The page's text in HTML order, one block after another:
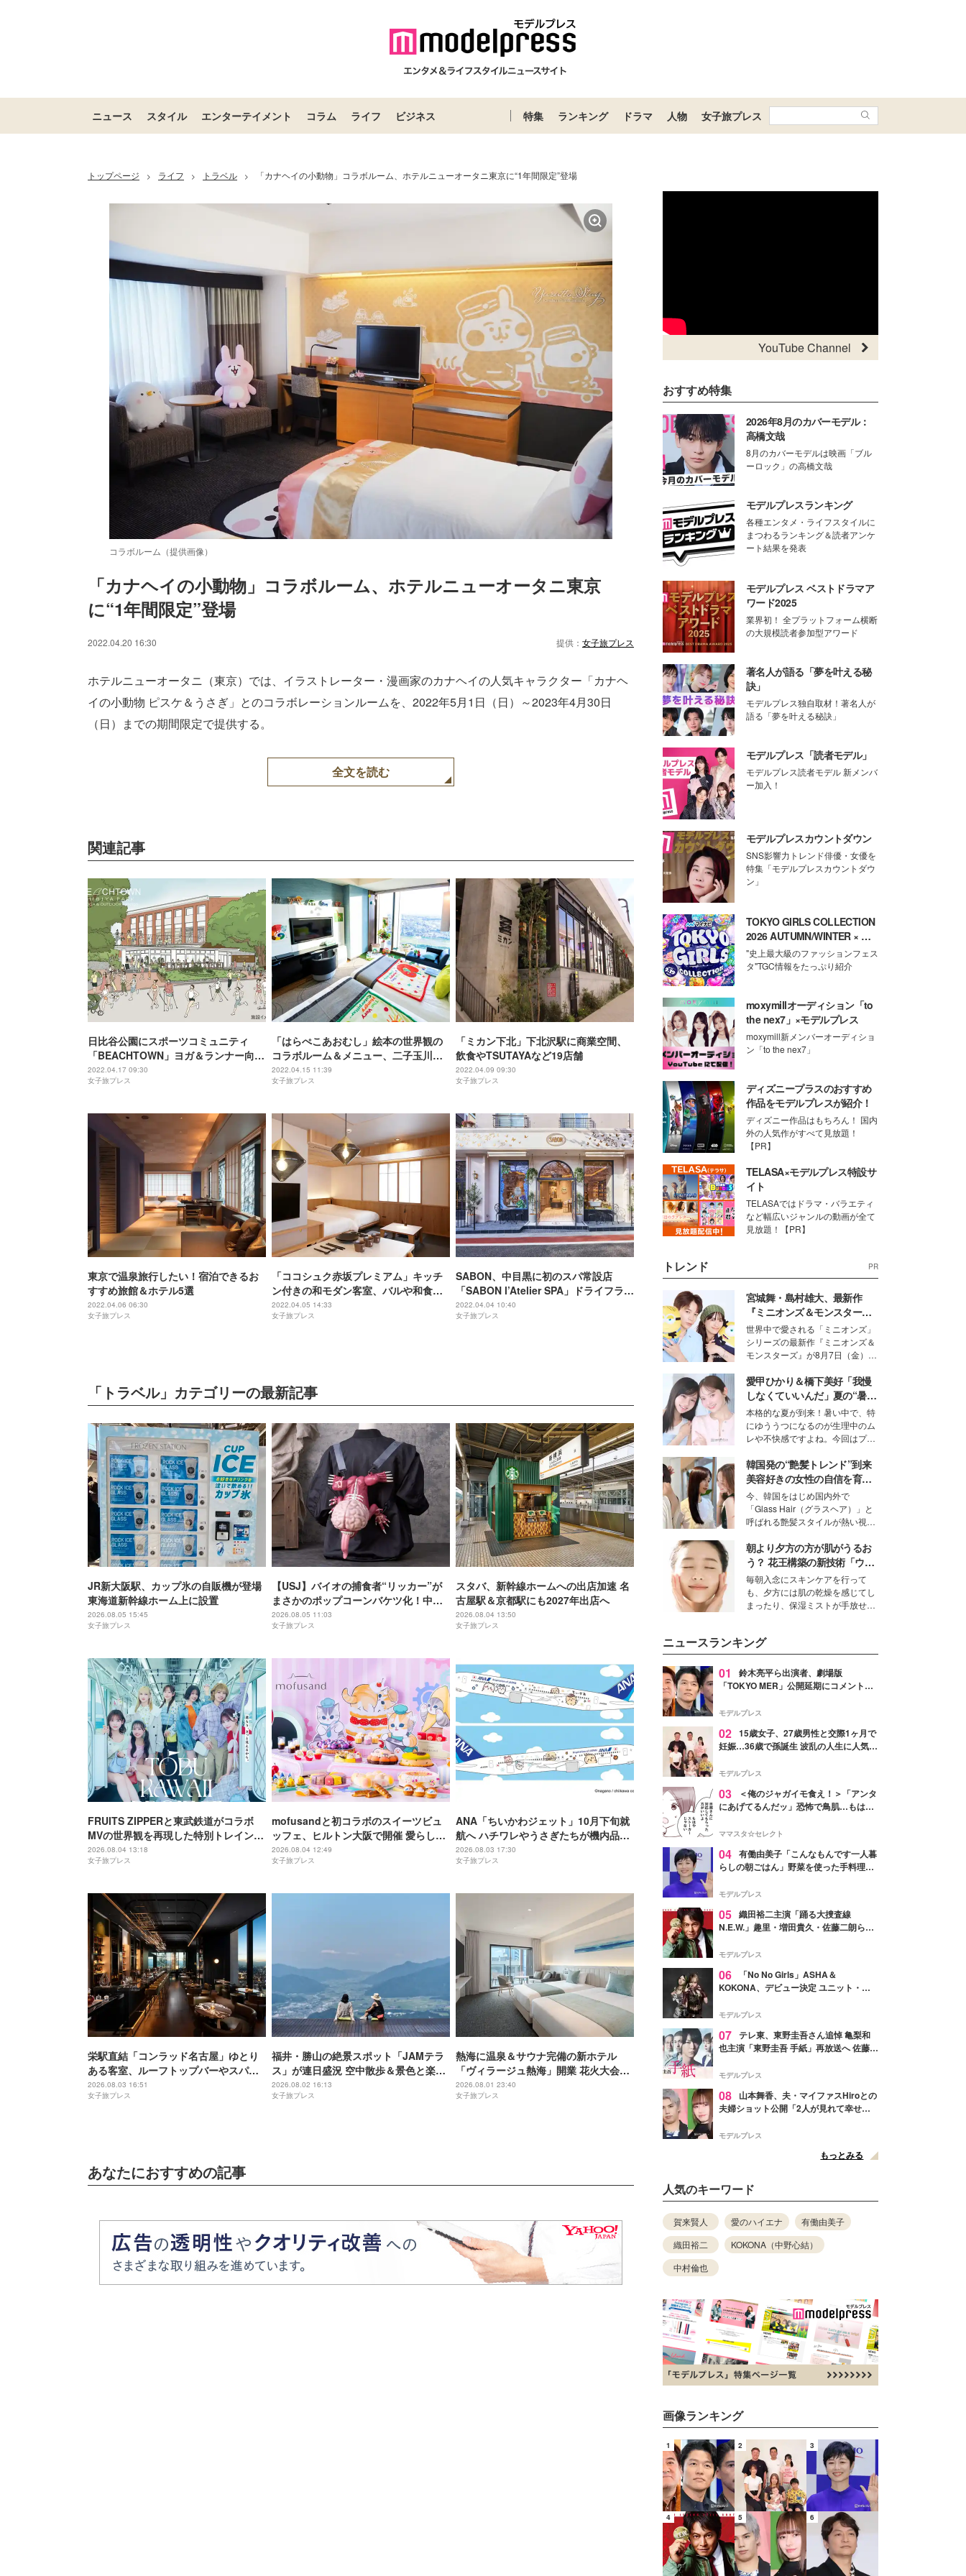
ニュース スタイル エンターテイメント コラム ライフ ビジネス 特集 ランキング ドラマ 人物 女子旅プレス
トップページ > ライフ > トラベル > 「カナヘイの小動物」コラボルーム、ホテルニューオータニ東京に“1年間限定”登場
コラボルーム（提供画像）
「カナヘイの小動物」コラボルーム、ホテルニューオータニ東京
に“1年間限定”登場
2022.04.20 16:30 提供： 女子旅プレス
ホテルニューオータニ（東京）では、イラストレーター・漫画家のカナヘイの人気キャラクター「カナヘ
イの小動物 ピスケ＆うさぎ」とのコラボレーションルームを、2022年5月1日（日）～2023年4月30日
（日）までの期間限定で提供する。
全文を読む
関連記事
日比谷公園にスポーツコミュニティ
「BEACHTOWN」ヨガ＆ランナー向け
設備を完備
2022.04.17 09:30
女子旅プレス
「はらぺこあおむし」絵本の世界観の
コラボルーム＆メニュー、二子玉川に
登場
2022.04.15 11:39
女子旅プレス
「ミカン下北」下北沢駅に商業空間、
飲食やTSUTAYAなど19店舗
2022.04.09 09:30
女子旅プレス
東京で温泉旅行したい！宿泊できるお
すすめ旅館＆ホテル5選
2022.04.06 06:30
女子旅プレス
「ココシュク赤坂プレミアム」キッチ
ン付きの和モダン客室、バルや和食の
ルームサービスも
2022.04.05 14:33
女子旅プレス
SABON、中目黒に初のスパ常設店
「SABON l’Atelier SPA」ドライフラワ
ーのショップも
2022.04.04 10:40
女子旅プレス
「トラベル」カテゴリーの最新記事
JR新大阪駅、カップ氷の自販機が登場
東海道新幹線ホーム上に設置
2026.08.05 15:45
女子旅プレス
【USJ】バイオの捕食者“リッカー”が
まさかのポップコーンバケツ化！中身
は味噌フレーバー
2026.08.05 11:03
女子旅プレス
スタバ、新幹線ホームへの出店加速 名
古屋駅＆京都駅にも2027年出店へ
2026.08.04 13:50
女子旅プレス
FRUITS ZIPPERと東武鉄道がコラボ
MVの世界観を再現した特別トレイン＆
メンバーの限定アナウンス
2026.08.04 13:18
女子旅プレス
mofusandと初コラボのスイーツビュ
ッフェ、ヒルトン大阪で開催 愛らしい
にゃんこ達がケーキに
2026.08.04 12:49
女子旅プレス
ANA「ちいかわジェット」10月下旬就
航へ ハチワレやうさぎたちが機内品に
＆制服姿の限定グッズも
2026.08.03 17:30
女子旅プレス
栄駅直結「コンラッド名古屋」ゆとり
ある客室、ルーフトップバーやスパで
贅沢気分の滞在を
2026.08.03 16:51
女子旅プレス
福井・勝山の絶景スポット「JAMテラ
ス」が連日盛況 空中散歩＆景色と楽し
むグルメも好評
2026.08.02 16:13
女子旅プレス
熱海に温泉＆サウナ完備の新ホテル
「ヴィラージュ熱海」開業 花火大会を
満喫できる宿泊者専用ルーフトップも
2026.08.01 23:40
女子旅プレス
あなたにおすすめの記事
YouTube Channel
おすすめ特集
2026年8月のカバーモデル：
高橋文哉
8月のカバーモデルは映画「ブル
ーロック」の高橋文哉
モデルプレスランキング
各種エンタメ・ライフスタイルに
まつわるランキング＆読者アンケ
ート結果を発表
モデルプレス ベストドラマア
ワード2025
業界初！ 全プラットフォーム横断
の大規模読者参加型アワード
著名人が語る「夢を叶える秘
訣」
モデルプレス独自取材！著名人が
語る「夢を叶える秘訣」
モデルプレス「読者モデル」
モデルプレス読者モデル 新メンバ
ー加入！
モデルプレスカウントダウン
SNS影響力トレンド俳優・女優を
特集「モデルプレスカウントダウ
ン」
TOKYO GIRLS COLLECTION
2026 AUTUMN/WINTER × モ
デルプレス
"史上最大級のファッションフェス
タ"TGC情報をたっぷり紹介
moxymillオーディション「to
the nex7」×モデルプレス
moxymill新メンバーオーディショ
ン「to the nex7」
ディズニープラスのおすすめ
作品をモデルプレスが紹介！
ディズニー作品はもちろん！ 国内
外の人気作がすべて見放題！
【PR】
TELASA×モデルプレス特設サ
イト
TELASAではドラマ・バラエティ
など幅広いジャンルの動画が全て
見放題！【PR】
トレンド PR
宮城舞・島村雄大、最新作
『ミニオンズ＆モンスター
ズ』の魅力熱弁 ハチャメチャ
だけじゃない“友情と絆”に感
動
世界中で愛される「ミニオンズ」
シリーズの最新作『ミニオンズ＆
モンスターズ』が8月7日（金）に
ニオン好き”という共通点を持つモ
デルの宮城舞と島村雄大の特別対
談をお届け！それぞれの視点か
ら、今作ならではの魅力や予想外
の感動をもたらす奥深いストーリ
ーについて熱く語り合ってもらっ
た。
愛甲ひかり＆橋下美好「我慢
しなくていいんだ」夏の“暑さ
対策”の新しい選択肢とは？
本格的な夏が到来！暑い中で、特
にゆううつになるのが生理中のム
レや不快感ですよね。今回はプラ
モデル・愛甲ひかりさんと橋下美
好さんを迎えて本音で女子会トー
ク。猛暑のお出かけを快適に過ご
すヒントや、2人が感動した夏の
生理の新常識にも迫りました。
韓国発の“艶髪トレンド”到来
美容好きの女性の自信を育む
「ヘアケア事情」って？
今、韓国をはじめ国内外で
「Glass Hair（グラスヘア）」と
呼ばれる艶髪スタイルが熱い視線
ションの完成度を高めるベースと
して、“髪そのものの美しさ”に改
めて注目する人が増えている様
子。今回は、そんな憧れの艶やか
な髪を日常で叶える、美容好きの
女性たちのヘアケア事情を紹介し
朝より夕方の方が肌がうるお
う？ 花王構築の新技術「ウォ
ーターキャプチャリングスキ
ン（捕水肌）」がスキンケア
の常識を変える予感
毎朝入念にスキンケアを行って
も、夕方には肌の乾燥を感じてし
まったり、保湿ミストが手放せな
性を秘めた、革新的な「Water
Capturing Skin（ウォーターキャ
プチャリングスキン：捕水肌）」
技術を、花王が構築した。
ニュースランキング
01
鈴木亮平ら出演者、劇場版
「TOKYO MER」公開延期にコメント
最大の敬意とエールを」
モデルプレス
02 15歳女子、27歳男性と交際1ヶ月で
妊娠…36歳で孫誕生 波乱の人生に人気タ
よ！」
モデルプレス
03
＜俺のジャガイモ食え！＞「アンタ
にあげてるんだッ」恐怖で鳥肌…もはや
ママスタ☆セレクト
04 有働由美子「こんなもんです一人暮
らしの朝ごはん」野菜を使った手料理公
そう」と反響
モデルプレス
05 織田裕二主演「踊る大捜査線
N.E.W.」趣里・増田貴久・佐藤二朗ら新
徴する“謎のキーワード”も
モデルプレス
06
「No No Girls」ASHA＆
KOKONA、デビュー決定 ユニット・
リリースへ
モデルプレス
07 テレ東、東野圭吾さん追悼 亀梨和
也主演「東野圭吾 手紙」再放送へ 佐藤隆
モデルプレス
08
山本舞香、夫・マイファスHiroとの
夫婦ショット公開「2人が見れて幸せ」
モデルプレス
もっとみる
人気のキーワード
賀来賢人 愛のハイエナ
有働由美子
織田裕二
KOKONA（中野心結）
中村倫也
画像ランキング
1 2 3
4 5 6